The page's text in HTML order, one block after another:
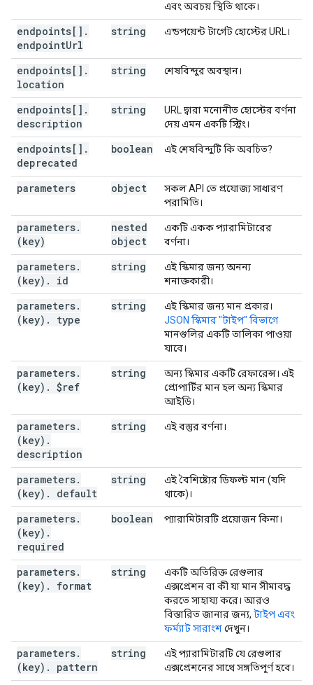
"description": string
,
"default": string
,
"required"
"deprecated": boolean
,
"format"
: string
,
"pattern"
"minimum": string
,
"maximum": string
,
"enum"
string
],
"enumDescriptions"
string
"enumDeprecated": [
boolean
"repeated": boolean
,
"location": string
,
"properties"
(key)
: (JsonSchema)
} ,
"additionalProperties": (JsonSchema),
JsonSchema),
"required" :
string
]
}
"methods"
(key)
:
"id"
string
,
"path":
"httpMethod": string
,
"description": string
,
"parameters"
(key)
:
: string
,
"type"
,
,
string
,
string
,
"required"
boolean
,
"deprecated"
boolean
,
"format"
string
,
এবং অবচয় স্থিতি থাকে।
endpoints[] .
endpointUrl
string এন্ডপয়েন্ট টার্গেট হোস্টের URL।
endpoints[] .
location
string শেষবিন্দুর অবস্থান।
endpoints[] .
description
string
URL দ্বারা মনোনীত হোস্টের বর্ণনা
দেয় এমন একটি স্ট্রিং।
endpoints[] .
deprecated
boolean এই শেষবিন্দুটি কি অবচিত?
parameters object
সকল API তে প্রযোজ্য সাধারণ
পরামিতি।
parameters.
(key)
nested
object
একটি একক প্যারামিটারের
বর্ণনা।
parameters.
(key) . id
string
এই স্কিমার জন্য অনন্য
শনাক্তকারী।
parameters.
(key) . type
string
এই স্কিমার জন্য মান প্রকার।
JSON স্কিমার "টাইপ" বিভাগে
মানগুলির একটি তালিকা পাওয়া
যাবে।
parameters.
(key) . $ref
string
অন্য স্কিমার একটি রেফারেন্স। এই
প্রোপার্টির মান হল অন্য স্কিমার
আইডি।
parameters.
(key) .
description
string এই বস্তুর বর্ণনা।
parameters.
(key) . default
string
এই বৈশিষ্ট্যের ডিফল্ট মান (যদি
থাকে)।
parameters.
(key) .
required
boolean প্যারামিটারটি প্রয়োজন কিনা।
parameters.
(key) . format
string
একটি অতিরিক্ত রেগুলার
এক্সপ্রেশন বা কী যা মান সীমাবদ্ধ
করতে সাহায্য করে। আরও
বিস্তারিত জানার জন্য, টাইপ এবং
ফর্ম্যাট সারাংশদেখুন।
parameters.
(key) . pattern
string
এই প্যারামিটারটি যে রেগুলার
এক্সপ্রেশনের সাথে সঙ্গতিপূর্ণ হবে।